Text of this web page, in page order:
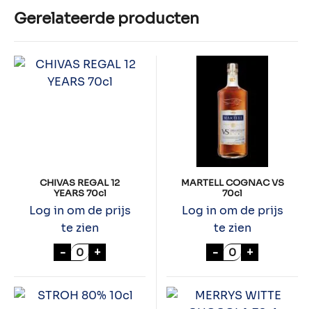
Gerelateerde producten
CHIVAS REGAL 12
YEARS 70cl
Log in om de prijs
te zien
- CHIVAS REGAL 12 YEARS 70cl aantal
+
MARTELL COGNAC VS
70cl
Log in om de prijs
te zien
- MARTELL
+